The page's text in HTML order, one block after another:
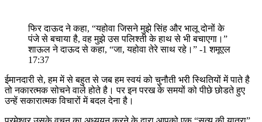
फिर दाऊद ने कहा, “यहोवा जिसने मुझे सिंह और भालू दोनों के
पंजे से बचाया है, वह मुझे उस पलिश्ती के हाथ से भी बचाएगा।”
शाऊल ने दाऊद से कहा, “जा, यहोवा तेरे साथ रहे।” -1 शमूएल
17:37
ईमानदारी से, हम में से बहुत से जब हम स्वयं को चुनौती भरी स्थितियों में पाते है
तो नकारत्मक सोचने वाले होते है। पर इन परख के समयों को पीछे छोडते हुए
उन्हें सकारात्मक विचारों में बदल देना है।